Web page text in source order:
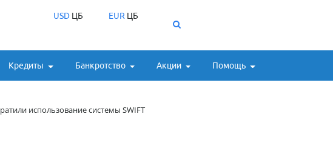
USDЦБ EUR ЦБ
Кредиты Банкротство Акции Помощь
использование системы SWIFT